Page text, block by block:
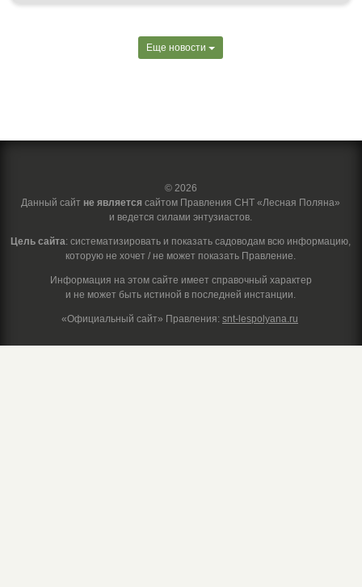
Еще новости
© 2026
Данный сайт не является сайтом Правления СНТ «Лесная Поляна»
и ведется силами энтузиастов.
Цель сайта: систематизировать и показать садоводам всю информацию,
которую не хочет / не может показать Правление.
Информация на этом сайте имеет справочный характер
и не может быть истиной в последней инстанции.
«Официальный сайт» Правления: snt-lespolyana.ru